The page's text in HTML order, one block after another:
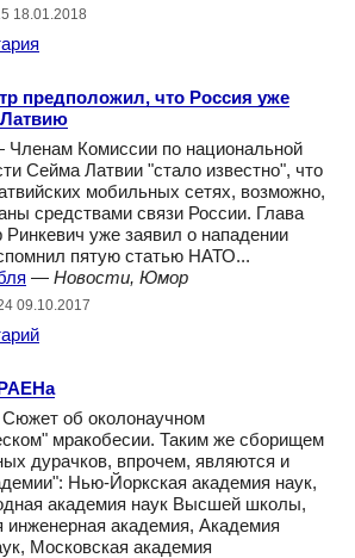
18.01.2018
предположил, что Россия уже
Латвию
Комиссии по национальной
Сейма Латвии "стало известно", что
мобильных сетях, возможно,
средствами связи России. Глава
уже заявил о нападении
пятую статью НАТО...
— Новости, Юмор
09.10.2017
об околонаучном
мракобесии. Таким же сборищем
дурачков, впрочем, являются и
Нью-Йоркская академия наук,
академия наук Высшей школы,
инженерная академия, Академия
Московская академия